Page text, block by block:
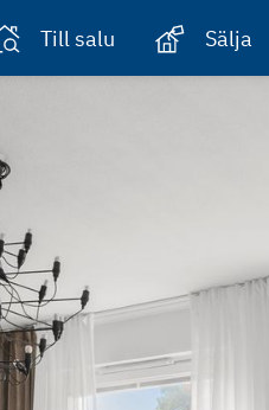
Till salu Sälja